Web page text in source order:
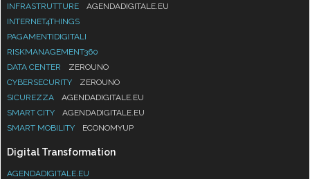
INFRASTRUTTURE
AGENDADIGITALE.EU
INTERNET4THINGS
PAGAMENTIDIGITALI
RISKMANAGEMENT360
DATA CENTER
ZEROUNO
CYBERSECURITY
ZEROUNO
SICUREZZA
AGENDADIGITALE.EU
SMART CITY
AGENDADIGITALE.EU
SMART MOBILITY
ECONOMYUP
Digital Transformation
AGENDADIGITALE.EU